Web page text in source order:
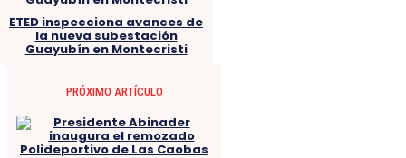
ETED inspecciona avances de
la nueva subestación
Guayubín en Montecristi
PRÓXIMO ARTÍCULO